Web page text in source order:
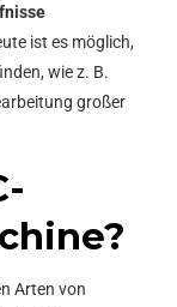
ist es möglich,
wie z. B.
großer
Arten von